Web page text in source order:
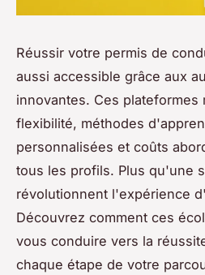
Réussir votre permis de
aussi accessible grâce aux
innovantes. Ces
flexibilité, méthodes
personnalisées et coûts
tous les profils. Plus qu'une
révolutionnent l'expérience
Découvrez comment ces
vous conduire vers la
chaque étape de votre